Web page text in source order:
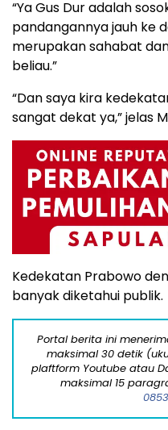
“Ya Gus Dur adalah
pandangannya jauh ke
merupakan sahabat
beliau.”
“Dan saya kira
sangat dekat ya,” jelas
Kedekatan Prabowo
banyak diketahui publik.
Portal berita ini
maksimal 30 detik
plaftform Youtube atau
maksimal 15